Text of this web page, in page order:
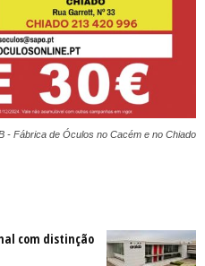
- Fábrica de Óculos no Cacém e no Chiado
com distinção